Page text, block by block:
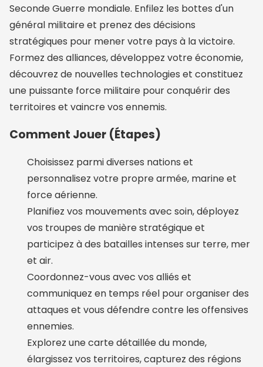
Seconde Guerre mondiale. Enfilez les bottes d'un
général militaire et prenez des décisions
stratégiques pour mener votre pays à la victoire.
Formez des alliances, développez votre économie,
découvrez de nouvelles technologies et constituez
une puissante force militaire pour conquérir des
territoires et vaincre vos ennemis.
Comment Jouer (Étapes)
Choisissez parmi diverses nations et
personnalisez votre propre armée, marine et
force aérienne.
Planifiez vos mouvements avec soin, déployez
vos troupes de manière stratégique et
participez à des batailles intenses sur terre, mer
et air.
Coordonnez-vous avec vos alliés et
communiquez en temps réel pour organiser des
attaques et vous défendre contre les offensives
ennemies.
Explorez une carte détaillée du monde,
élargissez vos territoires, capturez des régions